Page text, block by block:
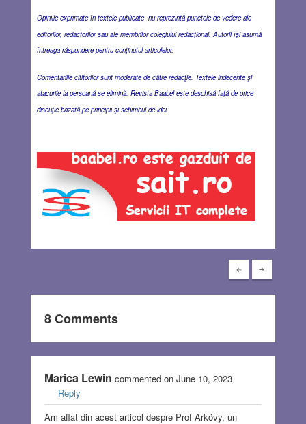
Opiniile exprimate în textele publicate nu reprezintă punctele de vedere ale
editorilor, redactorilor sau ale membrilor colegiului redacţional. Autorii îşi asumă
întreaga răspundere pentru conţinutul articolelor.
Comentariile cititorilor sunt moderate de către redacţie. Textele indecente şi
atacurile la persoană se elimină. Revista Baabel este deschisă faţă de orice
discuţie bazată pe principii şi schimbul de idei.
8 Comments
Marica Lewin commented on June 10, 2023
Reply
Am aflat din acest articol despre Prof Arkövy, un